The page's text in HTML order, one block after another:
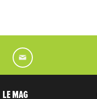
LE MAG